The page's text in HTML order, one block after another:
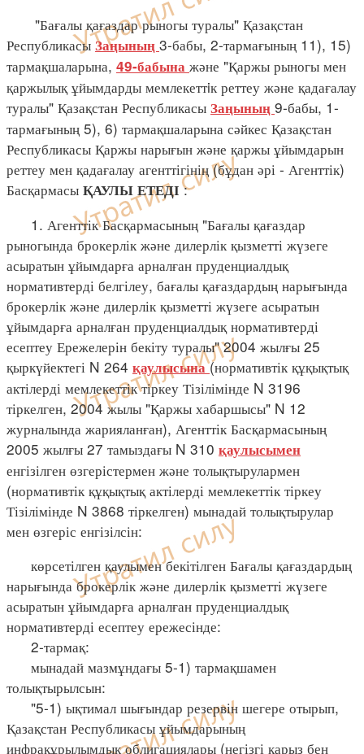
"Бағалы қағаздар рыногы туралы" Қазақстан
Республикасы Заңының 3-бабы, 2-тармағының 11), 15)
тармақшаларына, 49-бабына және "Қаржы рыногы мен
қаржылық ұйымдарды мемлекеттiк реттеу және қадағалау
туралы" Қазақстан Республикасы Заңының 9-бабы, 1-
тармағының 5), 6) тармақшаларына сәйкес Қазақстан
Республикасы Қаржы нарығын және қаржы ұйымдарын
реттеу мен қадағалау агенттігінің (бұдан әрі - Агенттік)
Басқармасы ҚАУЛЫ ЕТЕДІ:
1. Агенттік Басқармасының "Бағалы қағаздар
рыногында брокерлік және дилерлік қызметті жүзеге
асыратын ұйымдарға арналған пруденциалдық
нормативтерді белгілеу, бағалы қағаздардың нарығында
брокерлік және дилерлік қызметті жүзеге асыратын
ұйымдарға арналған пруденциалдық нормативтерді
есептеу Ережелерін бекіту туралы" 2004 жылғы 25
қыркүйектегі N 264 қаулысына(нормативтік құқықтық
актілерді мемлекеттік тіркеу Тізілімінде N 3196
тіркелген, 2004 жылы "Қаржы хабаршысы" N 12
журналында жарияланған), Агенттік Басқармасының
2005 жылғы 27 тамыздағы N 310 қаулысымен
енгізілген өзгерістермен және толықтырулармен
(нормативтік құқықтық актілерді мемлекеттік тіркеу
Тізілімінде N 3868 тіркелген) мынадай толықтырулар
мен өзгеріс енгізілсін:
көрсетілген қаулымен бекітілген Бағалы қағаздардың
нарығында брокерлік және дилерлік қызметті жүзеге
асыратын ұйымдарға арналған пруденциалдық
нормативтерді есептеу ережесінде:
2-тармақ:
мынадай мазмұндағы 5-1) тармақшамен
толықтырылсын:
"5-1) ықтимал шығындар резервін шегере отырып,
Қазақстан Республикасы ұйымдарының
инфрақұрылымдық облигациялары (негізгі қарыз бен